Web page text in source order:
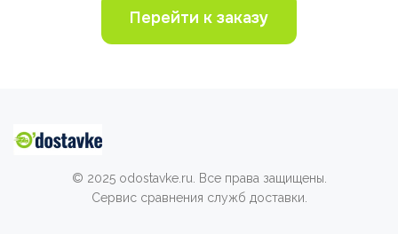
Перейти к заказу
© 2025 odostavke.ru. Все права защищены.
Сервис сравнения служб доставки.